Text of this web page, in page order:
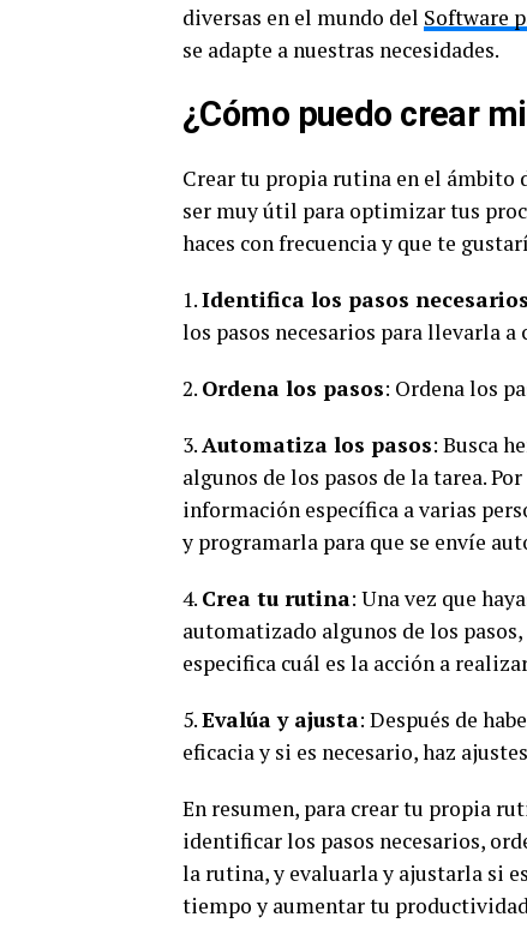
diversas en el mundo del Software
se adapte a nuestras necesidades.
¿Cómo puedo crear
Crear tu propia rutina en el ámbito
ser muy útil para optimizar tus
haces con frecuencia y que te
1.Identifica los pasos necesarios
los pasos necesarios para llevarla a
2. Ordena los pasos: Ordena los
3.Automatiza los pasos: Busca
algunos de los pasos de la tarea.
información específica a varias
y programarla para que se envíe
4. Crea tu rutina: Una vez que
automatizado algunos de los
especifica cuál es la acción a
5.Evalúa y ajusta: Después de
eficacia y si es necesario, haz
En resumen, para crear tu propia
identificar los pasos necesarios,
la rutina, y evaluarla y ajustarla si
tiempo y aumentar tu